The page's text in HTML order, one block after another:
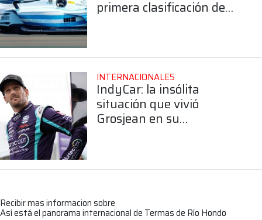
primera clasificación de
INTERNACIONALES
IndyCar: la insólita
situación que vivió
Grosjean en su
Recibir mas informacion sobre
Así está el panorama internacional de Termas de Río Hondo